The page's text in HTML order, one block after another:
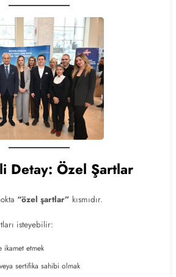
Detay: Özel Şartlar
“özel şartlar” kısmıdır.
isteyebilir:
etmek
sertifika sahibi olmak